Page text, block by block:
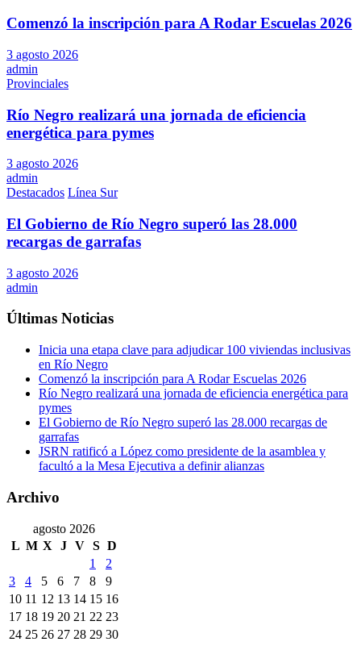
Comenzó la inscripción para A Rodar Escuelas 2026
3 agosto 2026
admin
Provinciales
Río Negro realizará una jornada de eficiencia
energética para pymes
3 agosto 2026
admin
Destacados Línea Sur
El Gobierno de Río Negro superó las 28.000
recargas de garrafas
3 agosto 2026
admin
Últimas Noticias
Inicia una etapa clave para adjudicar 100 viviendas inclusivas
en Río Negro
Comenzó la inscripción para A Rodar Escuelas 2026
Río Negro realizará una jornada de eficiencia energética para
pymes
El Gobierno de Río Negro superó las 28.000 recargas de
garrafas
JSRN ratificó a López como presidente de la asamblea y
facultó a la Mesa Ejecutiva a definir alianzas
Archivo
agosto 2026
L M X J V S D
1
2
3
4 5 6 7 8
9
10 11 12 13 14 15 16
17 18 19 20 21 22 23
24 25 26 27 28 29 30